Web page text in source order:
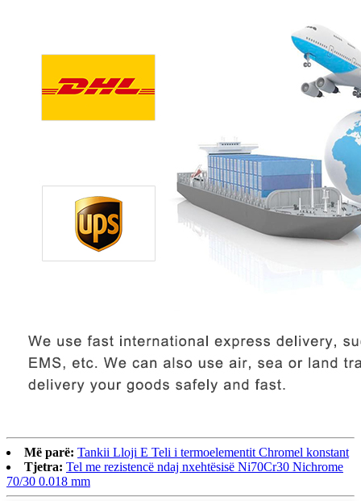
Më parë: Tankii Lloji E Teli i termoelementit Chromel konstant
Tjetra: Tel me rezistencë ndaj nxehtësisë Ni70Cr30 Nichrome
70/30 0.018 mm